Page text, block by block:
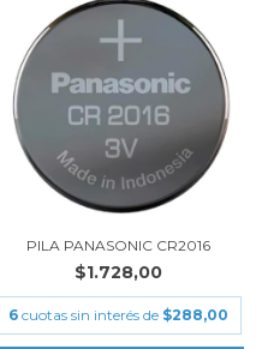
PILA PANASONIC CR2016
$1.728,00
6 cuotas sin interés de $288,00